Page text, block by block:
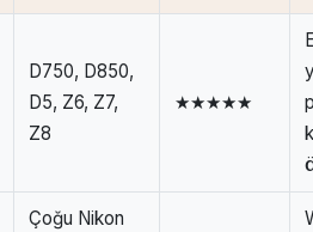
D750, D850,
D5, Z6, Z7,
Z8
★★★★★
Çoğu Nikon